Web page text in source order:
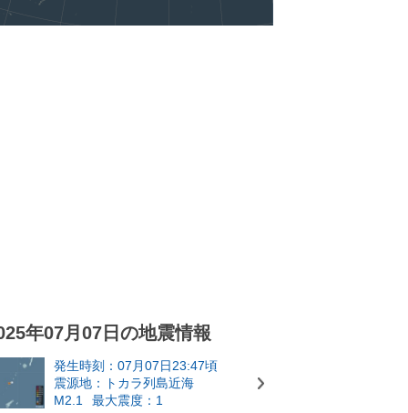
年07月07日の地震情報
発生時刻：07月07日23:47頃
震源地：トカラ列島近海
M2.1
最大震度：1